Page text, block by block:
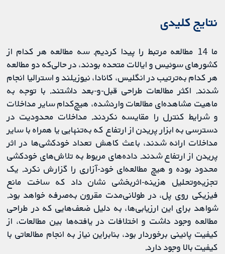
نتایج کلیدی
ما 14 مطالعه مرتبط را پیدا کردیم. سه مطالعه هر کدام از
کشورهای سوئیس و ایالات‌ متحده بودند، در حالی‌که دو مطالعه
هر کدام به‌ترتیب در انگلیس، کانادا، نیوزیلند و استرالیا انجام
شدند. اکثر مطالعات طراحی قبل-و-بعد داشتند. با توجه به
ماهیت مشاهده‌ای مطالعات واردشده، هیچ‌‌کدام سایر مداخلات
و شرایط کنترل را مقایسه نکردند. مداخلات محدودیت در
دسترسی به ابزار پریدن از ارتفاع که به‌تنهایی یا همراه با سایر
مداخلات ارائه شدند، باعث کاهش تعداد خودکشی‌ها در اثر
پریدن از ارتفاع شدند. داده‌های مربوط به تلاش‌های خودکشی
محدود بوده و هیچ مطالعه‌ای خود-آزاری را گزارش نکرد. یک
تجزیه‌وتحلیل هزینه-اثربخشی نشان داد که ساخت مانع
فیزیکی روی پل، در طولانی‌مدت مقرون به‌صرفه خواهد بود.
شواهد برای این ارزیابی‌ها، به دلیل ضعف‌هایی که در طراحی
مطالعه وجود داشت و اختلافات در یافته‌ها بین مطالعات، از
کیفیت پائینی برخوردار بود، بنابراین نیاز به انجام مطالعاتی با
کیفیت بالا وجود دارد.